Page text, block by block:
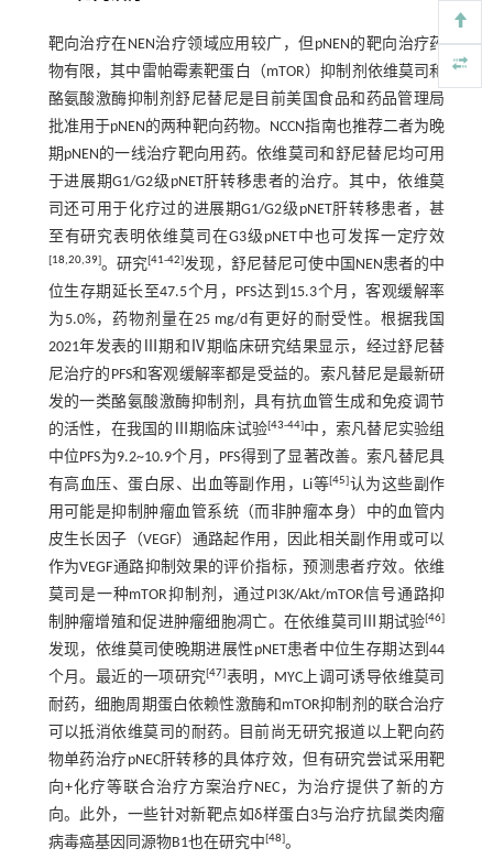
靶向治疗在NEN治疗领域应用较广，但pNEN的靶向治疗药
物有限，其中雷帕霉素靶蛋白（mTOR）抑制剂依维莫司和
酪氨酸激酶抑制剂舒尼替尼是目前美国食品和药品管理局
批准用于pNEN的两种靶向药物。NCCN指南也推荐二者为晚
期pNEN的一线治疗靶向用药。依维莫司和舒尼替尼均可用
于进展期G1/G2级pNET肝转移患者的治疗。其中，依维莫
司还可用于化疗过的进展期G1/G2级pNET肝转移患者，甚
至有研究表明依维莫司在G3级pNET中也可发挥一定疗效
[18,20,39]。研究[41-42]发现，舒尼替尼可使中国NEN患者的中
位生存期延长至47.5个月，PFS达到15.3个月，客观缓解率
为5.0%，药物剂量在25 mg/d有更好的耐受性。根据我国
2021年发表的Ⅲ期和Ⅳ期临床研究结果显示，经过舒尼替
尼治疗的PFS和客观缓解率都是受益的。索凡替尼是最新研
发的一类酪氨酸激酶抑制剂，具有抗血管生成和免疫调节
的活性，在我国的Ⅲ期临床试验[43-44]中，索凡替尼实验组
中位PFS为9.2~10.9个月，PFS得到了显著改善。索凡替尼具
有高血压、蛋白尿、出血等副作用，Li等[45]认为这些副作
用可能是抑制肿瘤血管系统（而非肿瘤本身）中的血管内
皮生长因子（VEGF）通路起作用，因此相关副作用或可以
作为VEGF通路抑制效果的评价指标，预测患者疗效。依维
莫司是一种mTOR抑制剂，通过PI3K/Akt/mTOR信号通路抑
制肿瘤增殖和促进肿瘤细胞凋亡。在依维莫司Ⅲ期试验[46]
发现，依维莫司使晚期进展性pNET患者中位生存期达到44
个月。最近的一项研究[47]表明，MYC上调可诱导依维莫司
耐药，细胞周期蛋白依赖性激酶和mTOR抑制剂的联合治疗
可以抵消依维莫司的耐药。目前尚无研究报道以上靶向药
物单药治疗pNEC肝转移的具体疗效，但有研究尝试采用靶
向+化疗等联合治疗方案治疗NEC，为治疗提供了新的方
向。此外，一些针对新靶点如δ样蛋白3与治疗抗鼠类肉瘤
病毒癌基因同源物B1也在研究中[48]。